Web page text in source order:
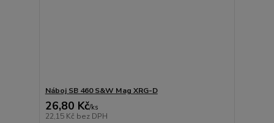
Náboj SB 460 S&W Mag XRG-D
26,80 Kč/ks
22,15 Kč bez DPH